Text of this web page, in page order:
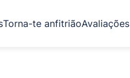
Torna-te anfitriãoAvaliações